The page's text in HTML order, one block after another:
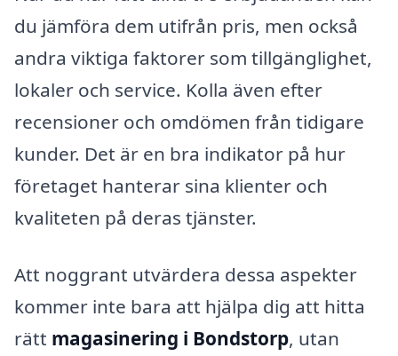
du jämföra dem utifrån pris, men också
andra viktiga faktorer som tillgänglighet,
lokaler och service. Kolla även efter
recensioner och omdömen från tidigare
kunder. Det är en bra indikator på hur
företaget hanterar sina klienter och
kvaliteten på deras tjänster.
Att noggrant utvärdera dessa aspekter
kommer inte bara att hjälpa dig att hitta
rätt magasinering i Bondstorp, utan